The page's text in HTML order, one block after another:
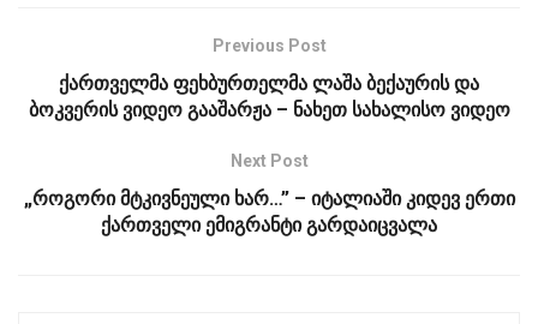
Previous Post
ქართველმა ფეხბურთელმა ლაშა ბექაურის და
ბოკვერის ვიდეო გააშარჟა – ნახეთ სახალისო ვიდეო
Next Post
„როგორი მტკივნეული ხარ…” – იტალიაში კიდევ ერთი
ქართველი ემიგრანტი გარდაიცვალა